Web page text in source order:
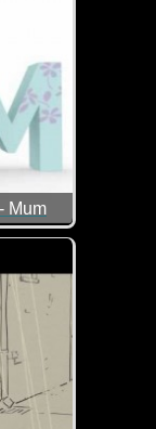
Mum